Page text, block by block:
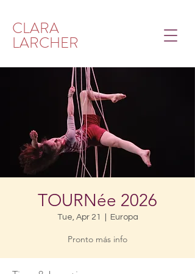
CLARA
LARCHER
TOURNée 2026
Tue, Apr 21 Europa
Pronto más info